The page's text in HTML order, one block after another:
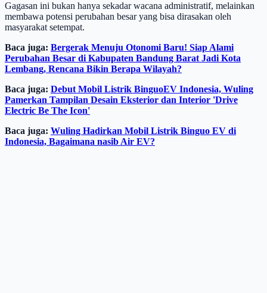
Gagasan ini bukan hanya sekadar wacana administratif, melainkan
membawa potensi perubahan besar yang bisa dirasakan oleh
masyarakat setempat.
Baca juga: Bergerak Menuju Otonomi Baru! Siap Alami
Perubahan Besar di Kabupaten Bandung Barat Jadi Kota
Lembang, Rencana Bikin Berapa Wilayah?
Baca juga: Debut Mobil Listrik BinguoEV Indonesia, Wuling
Pamerkan Tampilan Desain Eksterior dan Interior 'Drive
Electric Be The Icon'
Baca juga: Wuling Hadirkan Mobil Listrik Binguo EV di
Indonesia, Bagaimana nasib Air EV?